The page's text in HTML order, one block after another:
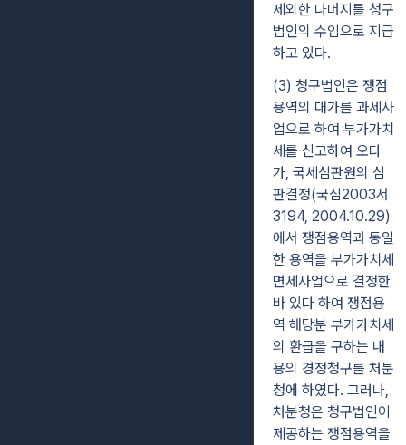
제외한 나머지를 청구
법인의 수입으로 지급
하고 있다.
(3) 청구법인은 쟁점
용역의 대가를 과세사
업으로 하여 부가가치
세를 신고하여 오다
가, 국세심판원의 심
판결정(국심2003서
3194, 2004.10.29)
에서 쟁점용역과 동일
한 용역을 부가가치세
면세사업으로 결정한
바 있다 하여 쟁점용
역 해당분 부가가치세
의 환급을 구하는 내
용의 경정청구를 처분
청에 하였다. 그러나,
처분청은 청구법인이
제공하는 쟁점용역을